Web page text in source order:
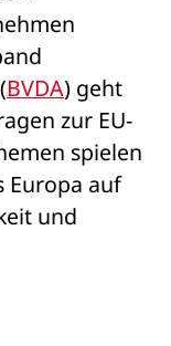
BVDA) geht
zur EU-
spielen
Europa auf
und